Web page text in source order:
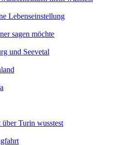
Lebenseinstellung
sagen möchte
und Seevetal
Turin wusstest